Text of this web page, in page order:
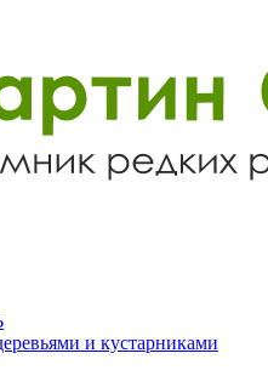
и кустарниками